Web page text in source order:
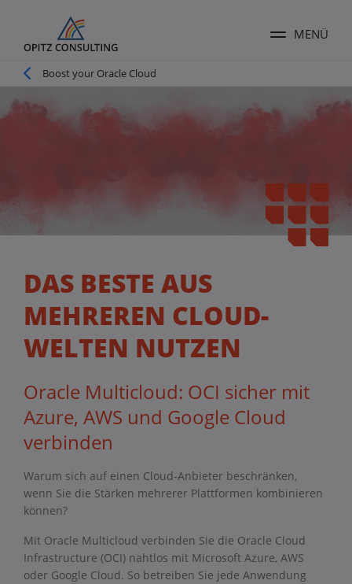
Menü
MENÜ
Pfadnavigation
Boost your Oracle Cloud
DAS BESTE AUS
MEHREREN CLOUD-
WELTEN NUTZEN
Oracle Multicloud: OCI sicher mit
Azure, AWS und Google Cloud
verbinden
Warum sich auf einen Cloud-Anbieter beschränken,
wenn Sie die Stärken mehrerer Plattformen kombinieren
können?
Mit Oracle Multicloud verbinden Sie die Oracle Cloud
Infrastructure (OCI) nahtlos mit Microsoft Azure, AWS
oder Google Cloud. So betreiben Sie jede Anwendung